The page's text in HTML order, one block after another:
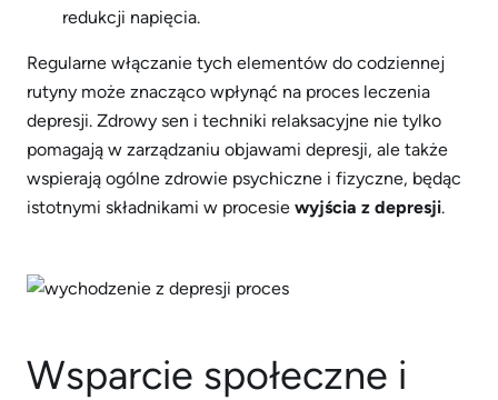
redukcji napięcia.
Regularne włączanie tych elementów do codziennej
rutyny może znacząco wpłynąć na proces leczenia
depresji. Zdrowy sen i techniki relaksacyjne nie tylko
pomagają w zarządzaniu objawami depresji, ale także
wspierają ogólne zdrowie psychiczne i fizyczne, będąc
istotnymi składnikami w procesie wyjścia z depresji.
Wsparcie społeczne i